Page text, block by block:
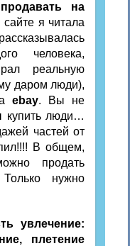
на
я читала
человека,
реальную
даром люди),
ebay. Вы не
купить люди…
частей от
В общем,
продать
нужно
увлечение:
плетение